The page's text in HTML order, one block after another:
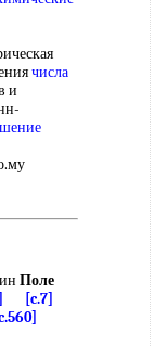
числа
и
Поле
[c.7]